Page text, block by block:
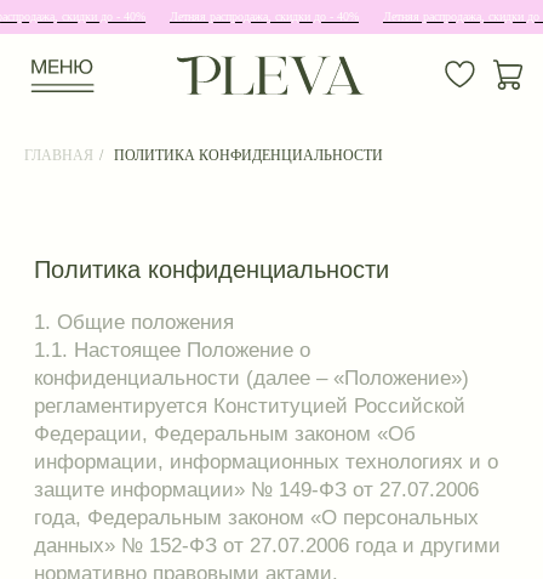
скидки до - 40% Летняя распродажа, скидки до - 40% Летняя распродажа, скидки до - 40%
ГЛАВНАЯ / ПОЛИТИКА КОНФИДЕНЦИАЛЬНОСТИ
конфиденциальности (далее – «Положение»)
информации, информационных технологиях и о
защите информации» № 149-ФЗ от 27.07.2006
года, Федеральным законом «О персональных
данных» № 152-ФЗ от 27.07.2006 года и другими
нормативно правовыми актами.
1.2. Основные понятия, используемые в
Положении:
Продавец / Оператор — ИП Першина Светлана
Сергеевна (ОГРНИП 323595800076977
ИНН591609059050), место нахождения 614111,
РОССИЯ, ПЕРМСКИЙ КРАЙ, Г ПЕРМЬ, УЛ
УФИМСКАЯ, Д 4, КВ 49